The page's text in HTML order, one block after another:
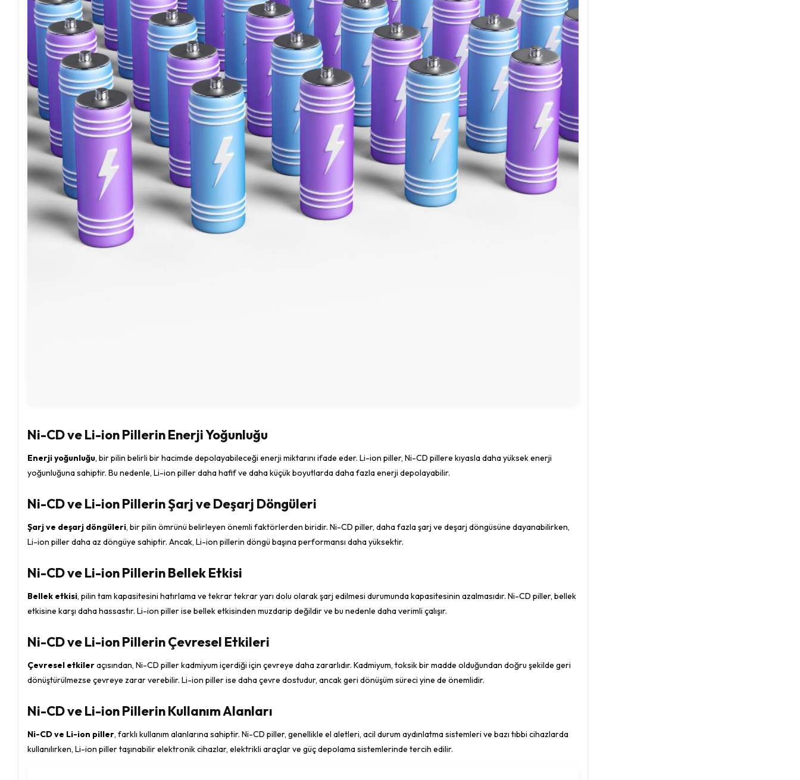
Ni-CD ve Li-ion Pillerin Enerji Yoğunluğu
Enerji yoğunluğu, bir pilin belirli bir hacimde depolayabileceği enerji miktarını ifade eder. Li-ion piller, Ni-CD pillere kıyasla daha yüksek enerji
yoğunluğuna sahiptir. Bu nedenle, Li-ion piller daha hafif ve daha küçük boyutlarda daha fazla enerji depolayabilir.
Ni-CD ve Li-ion Pillerin Şarj ve Deşarj Döngüleri
Şarj ve deşarj döngüleri, bir pilin ömrünü belirleyen önemli faktörlerden biridir. Ni-CD piller, daha fazla şarj ve deşarj döngüsüne dayanabilirken,
Li-ion piller daha az döngüye sahiptir. Ancak, Li-ion pillerin döngü başına performansı daha yüksektir.
Ni-CD ve Li-ion Pillerin Bellek Etkisi
Bellek etkisi, pilin tam kapasitesini hatırlama ve tekrar tekrar yarı dolu olarak şarj edilmesi durumunda kapasitesinin azalmasıdır. Ni-CD piller, bellek
etkisine karşı daha hassastır. Li-ion piller ise bellek etkisinden muzdarip değildir ve bu nedenle daha verimli çalışır.
Ni-CD ve Li-ion Pillerin Çevresel Etkileri
Çevresel etkileraçısından, Ni-CD piller kadmiyum içerdiği için çevreye daha zararlıdır. Kadmiyum, toksik bir madde olduğundan doğru şekilde geri
dönüştürülmezse çevreye zarar verebilir. Li-ion piller ise daha çevre dostudur, ancak geri dönüşüm süreci yine de önemlidir.
Ni-CD ve Li-ion Pillerin Kullanım Alanları
Ni-CD ve Li-ion piller, farklı kullanım alanlarına sahiptir. Ni-CD piller, genellikle el aletleri, acil durum aydınlatma sistemleri ve bazı tıbbi cihazlarda
kullanılırken, Li-ion piller taşınabilir elektronik cihazlar, elektrikli araçlar ve güç depolama sistemlerinde tercih edilir.